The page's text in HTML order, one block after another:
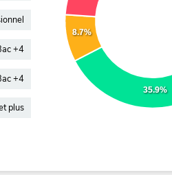
+4
+4
plus
35.9%
8.7%